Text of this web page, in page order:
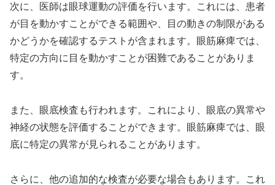
次に、医師は眼球運動の評価を行います。これには、患者
が目を動かすことができる範囲や、目の動きの制限がある
かどうかを確認するテストが含まれます。眼筋麻痺では、
特定の方向に目を動かすことが困難であることがありま
す。
また、眼底検査も行われます。これにより、眼底の異常や
神経の状態を評価することができます。眼筋麻痺では、眼
底に特定の異常が見られることがあります。
さらに、他の追加的な検査が必要な場合もあります。これ